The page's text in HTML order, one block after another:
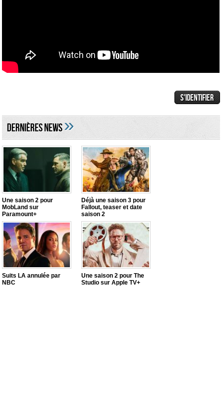
DERNIÈRES NEWS»
Une saison 2 pour
MobLand sur
Paramount+
Déjà une saison 3 pour
Fallout, teaser et date
saison 2
Suits LA annulée par
NBC
Une saison 2 pour The
Studio sur Apple TV+